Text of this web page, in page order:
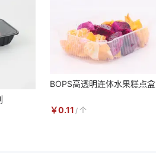
BOPS高透明连体水果糕点盒
￥0.11 / 个